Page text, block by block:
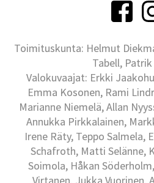
Toimituskunta: Helmut
Tabell,
Valokuvaajat: Erkki
Emma Kosonen, Rami
Marianne Niemelä, Allan
Annukka Pirkkalainen,
Irene Räty, Teppo Salmela,
Schafroth, Matti Selänne,
Soimola, Håkan